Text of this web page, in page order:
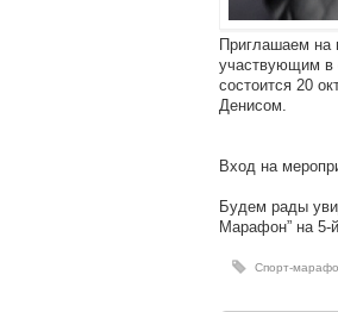
Приглашаем на
участвующим в
состоится 20
Денисом.
Вход на
Будем рады
Марафон” на 5-
Спорт-